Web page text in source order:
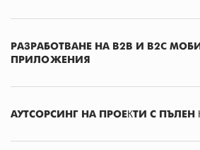
РАЗРАБОТВАНЕ НА B2B И B2C
ПРИЛОЖЕНИЯ
АУТСОРСИНГ НА ПРОЕКТИ С ПЪЛЕН